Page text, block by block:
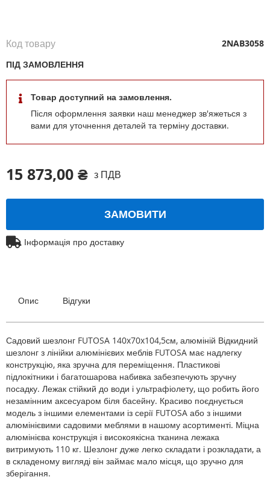
15 873,00 ₴ з ПДВ
ПІД ЗАМОВЛЕННЯ
Товар доступний на замовлення.
Після оформлення заявки наш менеджер зв'яжеться з
вами для уточнення деталей та терміну доставки.
Код товару 2NAB3058
ЗАМОВИТИ
Інформація про доставку
Опис Відгуки
Садовий шезлонг FUTOSA 140x70x104,5см, алюміній Відкидний
шезлонг з лінійки алюмінієвих меблів FUTOSA має надлегку
конструкцію, яка зручна для переміщення. Пластикові
підлокітники і багатошарова набивка забезпечують зручну
посадку. Лежак стійкий до води і ультрафіолету, що робить його
незамінним аксесуаром біля басейну. Красиво поєднується
модель з іншими елементами із серії FUTOSA або з іншими
алюмінієвими садовими меблями в нашому асортименті. Міцна
алюмінієва конструкція і високоякісна тканина лежака
витримують 110 кг. Шезлонг дуже легко складати і розкладати, а
в складеному вигляді він займає мало місця, що зручно для
зберігання.